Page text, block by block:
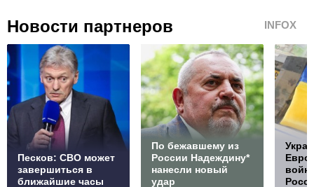
Новости партнеров INFOX
Песков: СВО может
завершиться в
ближайшие часы
По бежавшему из
России Надеждину*
нанесли новый
удар